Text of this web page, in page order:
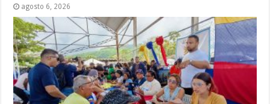
agosto 6, 2026